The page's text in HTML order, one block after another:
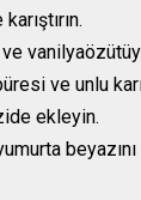
ve unlu
ekleyin.